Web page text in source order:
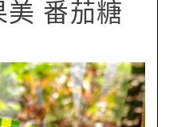
美 番茄糖